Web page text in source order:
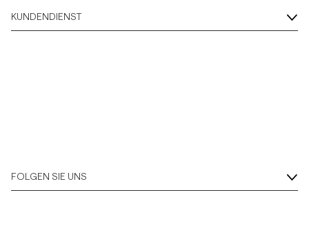
KUNDENDIENST
FOLGEN SIE UNS